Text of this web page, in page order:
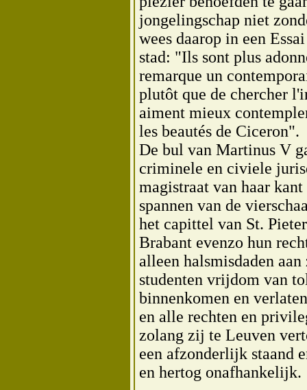
jongelingschap niet
wees daarop in een
stad: "Ils sont plus
remarque un
plutôt que de chercher
aiment mieux
les beautés de Ciceron".
De bul van Martinus V
criminele en civiele
magistraat van haar
spannen van de
het capittel van St.
Brabant evenzo hun
alleen halsmisdaden
studenten vrijdom van
binnenkomen en
en alle rechten en
zolang zij te Leuven
een afzonderlijk staand
en hertog onafhankelijk.